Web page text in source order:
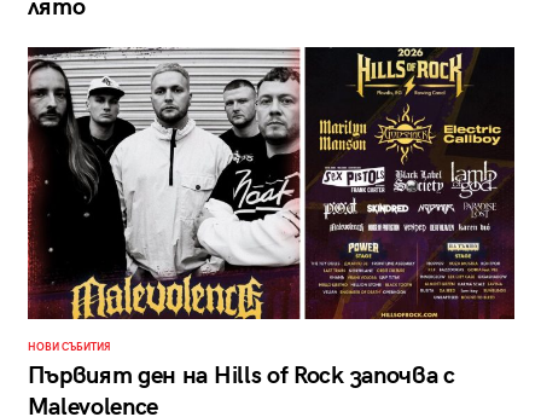
лято
НОВИ СЪБИТИЯ
Първият ден на Hills of Rock започва с
Malevolence